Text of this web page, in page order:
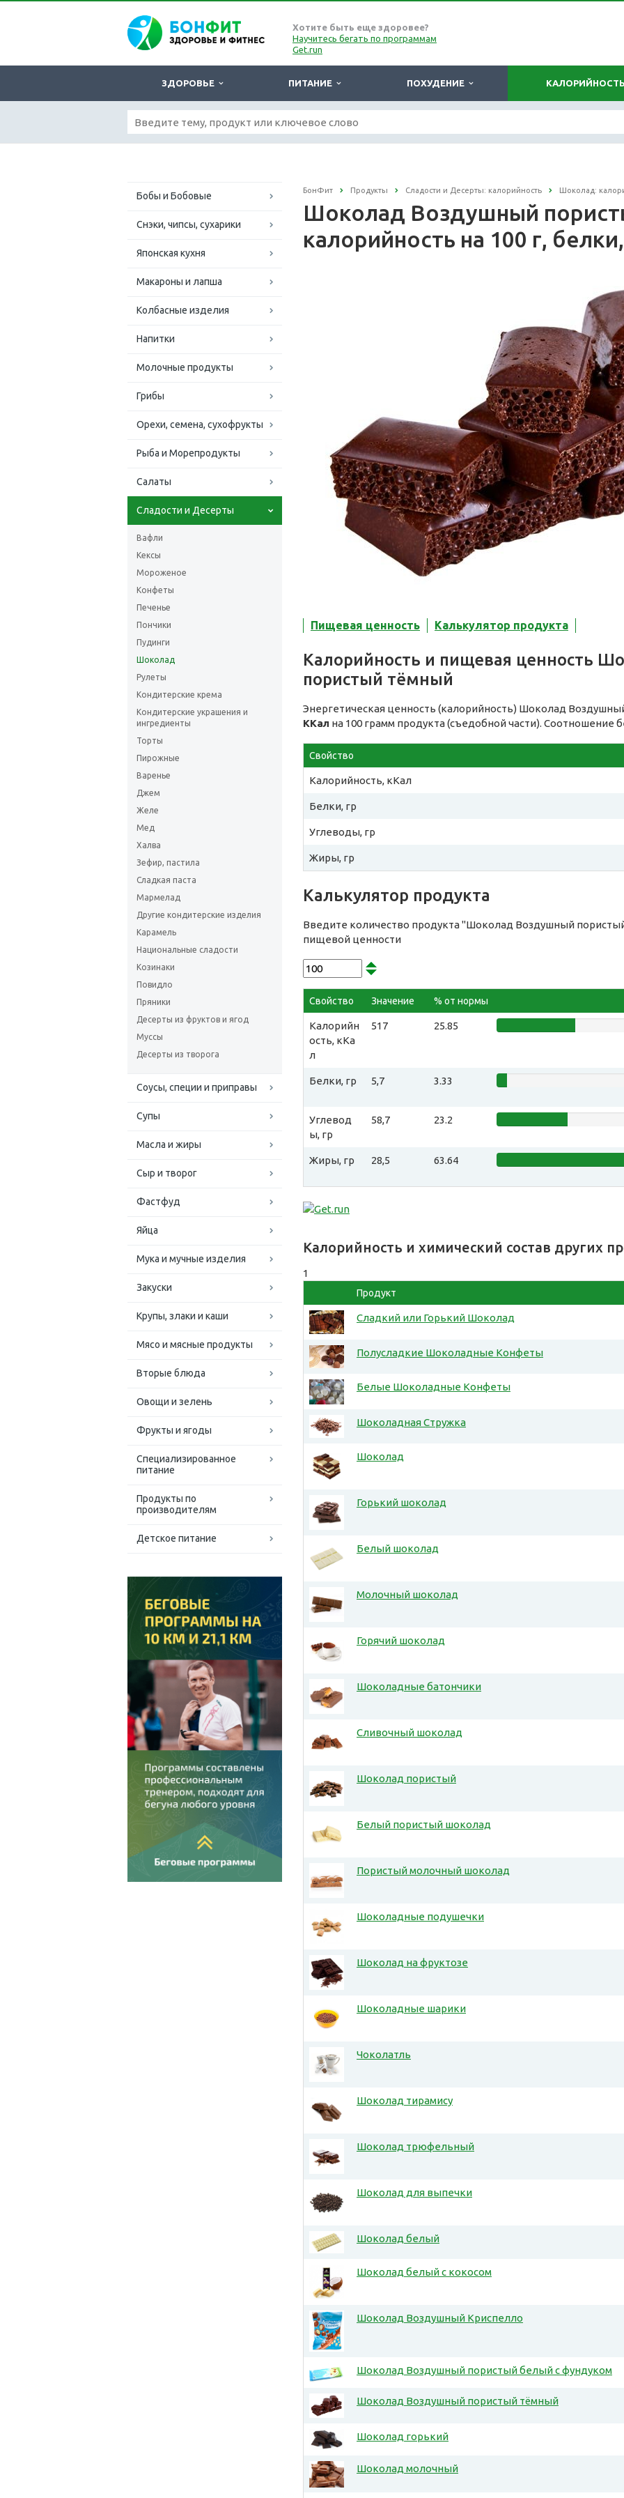
Хотите быть еще здоровее?
Научитесь бегать по программам
Get.run
ЗДОРОВЬЕ ПИТАНИЕ ПОХУДЕНИЕ КАЛОРИЙНОСТЬ
Бобы и Бобовые
Снэки, чипсы, сухарики
Японская кухня
Макароны и лапша
Колбасные изделия
Напитки
Молочные продукты
Грибы
Орехи, семена, сухофрукты
Рыба и Морепродукты
Салаты
Сладости и Десерты
Вафли
Кексы
Мороженое
Конфеты
Печенье
Пончики
Пудинги
Шоколад
Рулеты
Кондитерские крема
Кондитерские украшения и
ингредиенты
Торты
Пирожные
Варенье
Джем
Желе
Мед
Халва
Зефир, пастила
Сладкая паста
Мармелад
Другие кондитерские изделия
Карамель
Национальные сладости
Козинаки
Повидло
Пряники
Десерты из фруктов и ягод
Муссы
Десерты из творога
Соусы, специи и приправы
Супы
Масла и жиры
Сыр и творог
Фастфуд
Яйца
Мука и мучные изделия
Закуски
Крупы, злаки и каши
Мясо и мясные продукты
Вторые блюда
Овощи и зелень
Фрукты и ягоды
Специализированное
питание
Продукты по
производителям
Детское питание
БонФит Продукты Сладости и Десерты: калорийность Шоколад:
Шоколад Воздушный
калорийность на 100 г,
Пищевая ценность Калькулятор продукта
Калорийность и пищевая ценность
пористый тёмный
Энергетическая ценность (калорийность) Шоколад
ККал на 100 грамм продукта (съедобной части). Соотношение
Свойство
Калорийность, кКал
Белки, гр
Углеводы, гр
Жиры, гр
Калькулятор продукта
Введите количество продукта "Шоколад Воздушный
пищевой ценности
Свойство Значение % от нормы
Калорийн
ость, кКа
л
517 25.85
Белки, гр 5,7 3.33
Углевод
ы, гр
58,7 23.2
Жиры, гр 28,5 63.64
Калорийность и химический состав других
1
Продукт
Сладкий или Горький Шоколад
Полусладкие Шоколадные Конфеты
Белые Шоколадные Конфеты
Шоколадная Стружка
Шоколад
Горький шоколад
Белый шоколад
Молочный шоколад
Горячий шоколад
Шоколадные батончики
Сливочный шоколад
Шоколад пористый
Белый пористый шоколад
Пористый молочный шоколад
Шоколадные подушечки
Шоколад на фруктозе
Шоколадные шарики
Чоколатль
Шоколад тирамису
Шоколад трюфельный
Шоколад для выпечки
Шоколад белый
Шоколад белый с кокосом
Шоколад Воздушный Криспелло
Шоколад Воздушный пористый белый с фундуком
Шоколад Воздушный пористый тёмный
Шоколад горький
Шоколад молочный